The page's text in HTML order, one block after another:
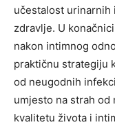
učestalost urinarnih
zdravlje. U
nakon intimnog
praktičnu strategiju
od neugodnih
umjesto na strah
kvalitetu života i